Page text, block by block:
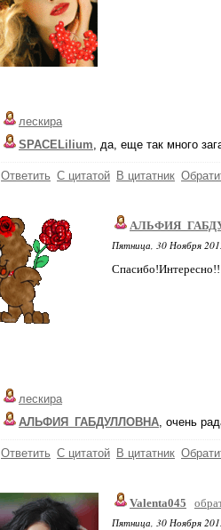
лескира
SPACELilium, да, еще так много
Ответить С цитатой В цитатник
Пятница, 30 Ноября
Спасибо!Интересно!!
лескира
АЛЬФИЯ_ГАБДУЛЛОВНА, очень
Ответить С цитатой В цитатник
Valenta045
Пятница, 30 Ноября